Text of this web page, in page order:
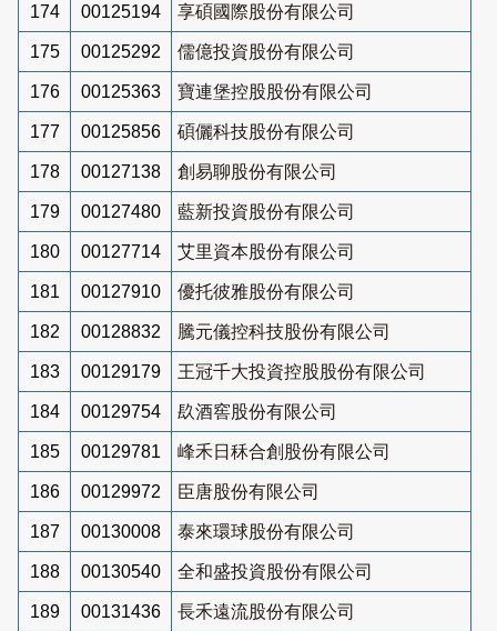
174 00125194 享碩國際股份有限公司
175 00125292 儒億投資股份有限公司
176 00125363 寶連堡控股股份有限公司
177 00125856 碩儷科技股份有限公司
178 00127138 創易聊股份有限公司
179 00127480 藍新投資股份有限公司
180 00127714 艾里資本股份有限公司
181 00127910 優托彼雅股份有限公司
182 00128832 騰元儀控科技股份有限公司
183 00129179 王冠千大投資控股股份有限公司
184 00129754 镹酒窖股份有限公司
185 00129781 峰禾日秝合創股份有限公司
186 00129972 臣唐股份有限公司
187 00130008 泰來環球股份有限公司
188 00130540 全和盛投資股份有限公司
189 00131436 長禾遠流股份有限公司